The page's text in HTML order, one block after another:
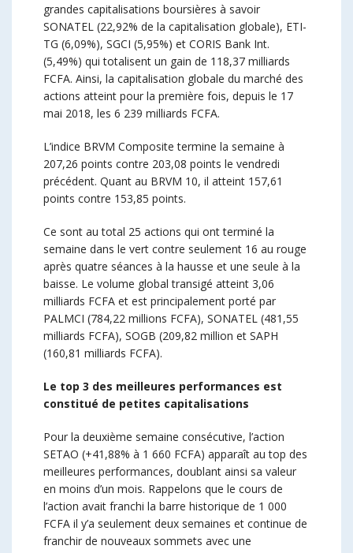
grandes capitalisations boursières à savoir
SONATEL (22,92% de la capitalisation globale), ETI-
TG (6,09%), SGCI (5,95%) et CORIS Bank Int.
(5,49%) qui totalisent un gain de 118,37 milliards
FCFA. Ainsi, la capitalisation globale du marché des
actions atteint pour la première fois, depuis le 17
mai 2018, les 6 239 milliards FCFA.
L’indice BRVM Composite termine la semaine à
207,26 points contre 203,08 points le vendredi
précédent. Quant au BRVM 10, il atteint 157,61
points contre 153,85 points.
Ce sont au total 25 actions qui ont terminé la
semaine dans le vert contre seulement 16 au rouge
après quatre séances à la hausse et une seule à la
baisse. Le volume global transigé atteint 3,06
milliards FCFA et est principalement porté par
PALMCI (784,22 millions FCFA), SONATEL (481,55
milliards FCFA), SOGB (209,82 million et SAPH
(160,81 milliards FCFA).
Le top 3 des meilleures performances est
constitué de petites capitalisations
Pour la deuxième semaine consécutive, l’action
SETAO (+41,88% à 1 660 FCFA) apparaît au top des
meilleures performances, doublant ainsi sa valeur
en moins d’un mois. Rappelons que le cours de
l’action avait franchi la barre historique de 1 000
FCFA il y’a seulement deux semaines et continue de
franchir de nouveaux sommets avec une